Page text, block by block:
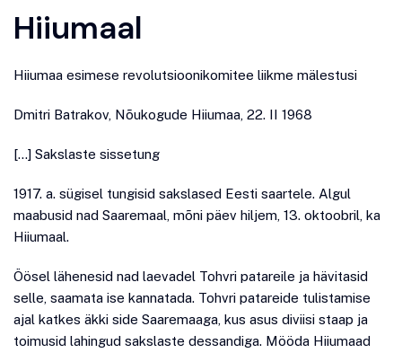
Hiiumaal
Hiiumaa esimese revolutsioonikomitee liikme mälestusi
Dmitri Batrakov, Nõukogude Hiiumaa, 22. II 1968
[…] Sakslaste sissetung
1917. a. sügisel tungisid sakslased Eesti saartele. Algul
maabusid nad Saaremaal, mõni päev hiljem, 13. oktoobril, ka
Hiiumaal.
Öösel lähenesid nad laevadel Tohvri patareile ja hävitasid
selle, saamata ise kannatada. Tohvri patareide tulistamise
ajal katkes äkki side Saaremaaga, kus asus diviisi staap ja
toimusid lahingud sakslaste dessandiga. Mööda Hiiumaad